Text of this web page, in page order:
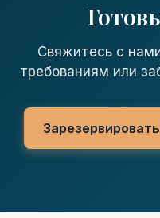
Свяжитесь с
требованиям или